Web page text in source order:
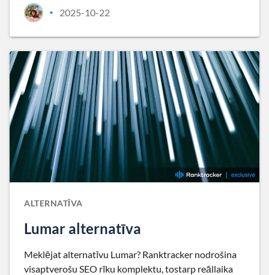
• 2025-10-22
ALTERNATĪVA
Lumar alternatīva
Meklējat alternatīvu Lumar? Ranktracker nodrošina
visaptverošu SEO rīku komplektu, tostarp reāllaika